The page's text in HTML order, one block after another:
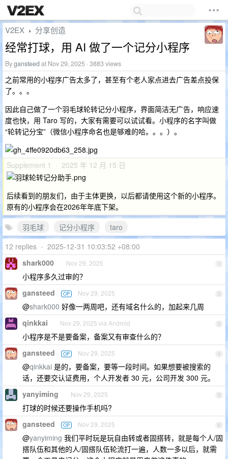
V2EX › 分享创造
经常打球，用 AI 做了一个记分小程序
Bygansteed at Nov 29, 2025 · 3883 views
之前常用的小程序广告太多了，甚至有个老人家点进去广告差点投保
了。。。
因此自己做了一个羽毛球轮转记分小程序，界面简洁无广告，响应速
度也快，用 Taro 写的，大家有需要可以试试看。小程序的名字叫做
“轮转记分宝”（微信小程序命名也是够难的哈。。。）。
Supplement 1 · 2025 年 12 月 15 日
后续看到的朋友们，由于主体更换，以后都请使用这个新的小程序。
原有的小程序会在2026年年底下架。
羽毛球
记分小程序
taro
12 replies • 2025-12-31 10:03:52 +08:00
1
shark000 Nov 29, 2025
小程序多久过审的？
2
gansteed OP Nov 29, 2025
@shark000 好像一两周吧，还有域名什么的，加起来几周
3
qinkkai Nov 29, 2025 via Android
小程序是不是要备案，备案又有审查什么的？
4
gansteed OP Nov 29, 2025
@qinkkai 是的，要备案，要等一段时间。如果想要被搜索的
话，还要交认证费用，个人开发者 30 元，公司开发 300 元。
5
yanyiming Nov 29, 2025
打球的时候还要操作手机吗?
6
gansteed OP Nov 29, 2025
@yanyiming 我们平时玩是玩自由转或者固搭转，就是每个人/固
搭队伍和其他的人/固搭队伍轮流打一遍，人数一多以后，就需